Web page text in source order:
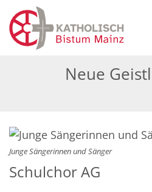
Zum Inhalt springen
Neue
Junge Sängerinnen und Sänger
Schulchor AG